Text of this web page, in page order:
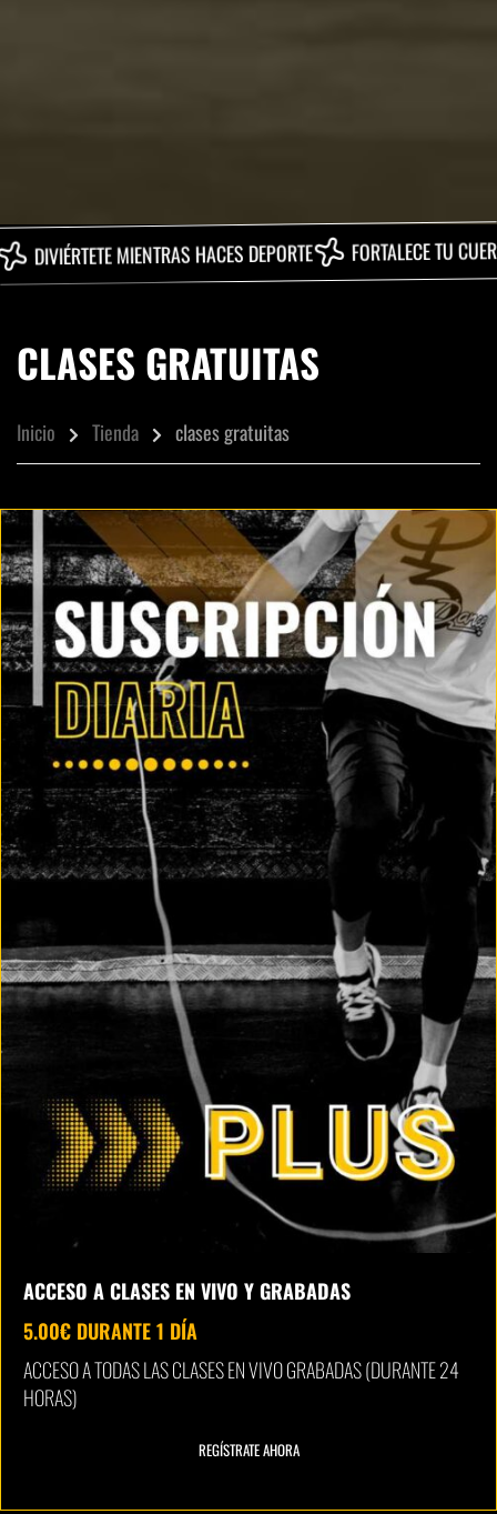
HACES DEPORTE FORTALECE TU CUERPO
CLASES GRATUITAS
Inicio Tienda clases gratuitas
ACCESO A CLASES EN VIVO Y GRABADAS
5.00€ DURANTE 1 DÍA
ACCESO A TODAS LAS CLASES EN VIVO GRABADAS (DURANTE 24
HORAS)
REGÍSTRATE AHORA